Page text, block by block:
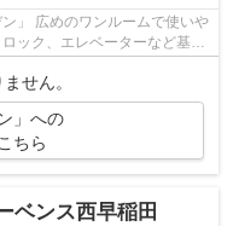
」 広めのワンルームで使いや
ック、エレベーターなど基本
せん。
」への
ちら
ベンス西早稲田